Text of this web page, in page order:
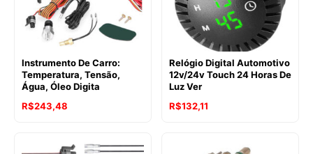
Instrumento De Carro:
Temperatura, Tensão,
Água, Óleo Digita
R$243,48
Relógio Digital Automotivo
12v/24v Touch 24 Horas De
Luz Ver
R$132,11